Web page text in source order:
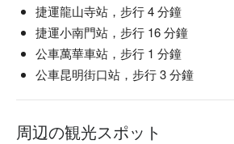
捷運龍山寺站，步行 4 分鐘
捷運小南門站，步行 16 分鐘
公車萬華車站，步行 1 分鐘
公車昆明街口站，步行 3 分鐘
周辺の観光スポット